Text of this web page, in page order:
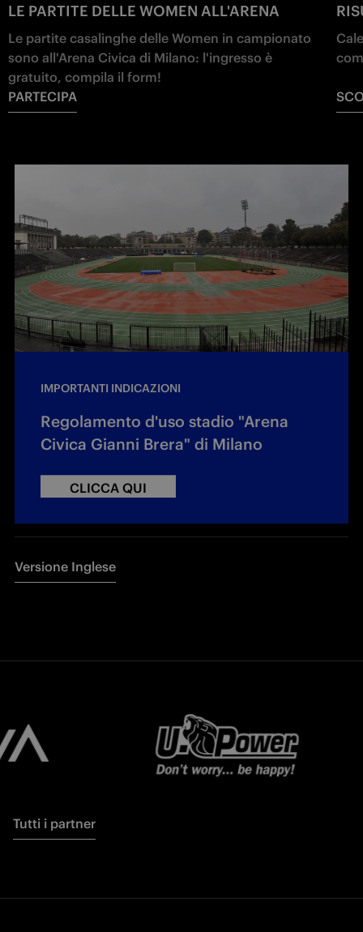
LE PARTITE DELLE WOMEN ALL'ARENA
Le partite casalinghe delle Women in campionato
sono all'Arena Civica di Milano: l'ingresso è
gratuito, compila il form!
PARTECIPA
IMPORTANTI INDICAZIONI
Regolamento d'uso stadio "Arena
Civica Gianni Brera" di Milano
CLICCA QUI
Versione Inglese
Tutti i partner